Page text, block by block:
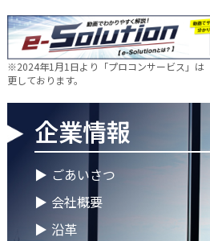
2026.05.13
新卒第10期生 OJT研修の様子をご紹介✨
2026.04.28
2026.04.28
ゴールデンウイークに伴う休業期間の
2026.04.25
徳島オフィス 事務所移転のお知らせ
2026.04.02
※2024年1月1日より「プロコンサービス」は
更しております。
企業情報
▶ ごあいさつ
▶ 会社概要
▶ 沿革